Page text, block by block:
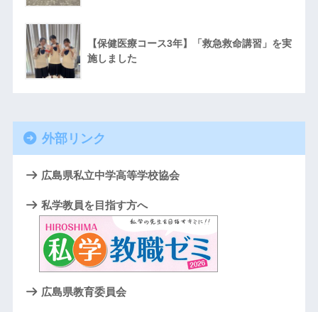
【保健医療コース3年】「救急救命講習」を実
施しました
外部リンク
広島県私立中学高等学校協会
私学教員を目指す方へ
広島県教育委員会